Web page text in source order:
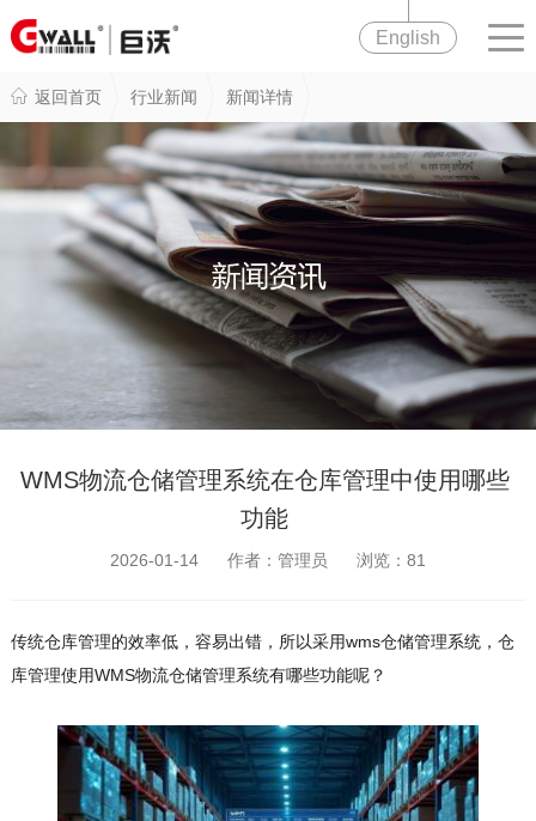
English
返回首页 行业新闻 新闻详情
WMS物流仓储管理系统在仓库管理中使用哪些
功能
2026-01-14 作者：管理员 浏览： 81
传统仓库管理的效率低，容易出错，所以采用wms仓储管理系统，仓
库管理使用WMS物流仓储管理系统有哪些功能呢？